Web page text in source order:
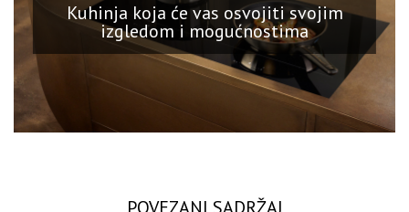
Kuhinja koja će vas osvojiti svojim
izgledom i mogućnostima
POVEZANI SADRŽAJ